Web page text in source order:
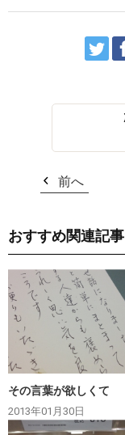
前へ
おすすめ関連記事
その言葉が欲しくて
2013年01月30日